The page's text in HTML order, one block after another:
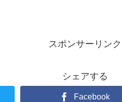
スポンサーリンク
シェアする
Facebook